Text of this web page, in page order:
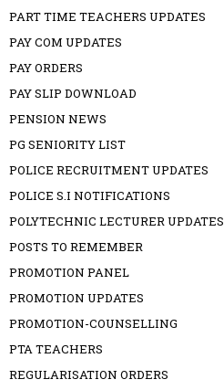
PART TIME TEACHERS UPDATES
PAY COM UPDATES
PAY ORDERS
PAY SLIP DOWNLOAD
PENSION NEWS
PG SENIORITY LIST
POLICE RECRUITMENT UPDATES
POLICE S.I NOTIFICATIONS
POLYTECHNIC LECTURER UPDATES
POSTS TO REMEMBER
PROMOTION PANEL
PROMOTION UPDATES
PROMOTION-COUNSELLING
PTA TEACHERS
REGULARISATION ORDERS